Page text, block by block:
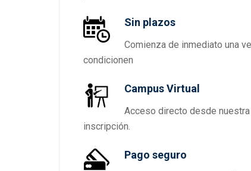
Sin plazos
Comienza de inmediato una
condicionen
Campus Virtual
Acceso directo desde
inscripción.
Pago seguro